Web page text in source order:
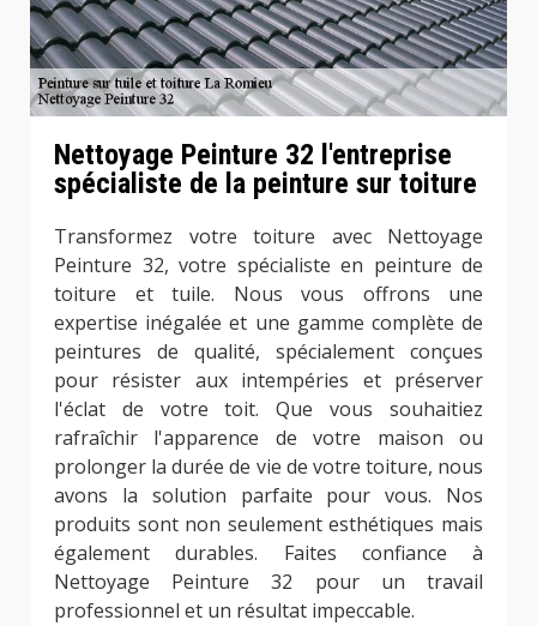
Nettoyage Peinture 32 l'entreprise
spécialiste de la peinture sur toiture
Transformez votre toiture avec Nettoyage
Peinture 32, votre spécialiste en peinture de
toiture et tuile. Nous vous offrons une
expertise inégalée et une gamme complète de
peintures de qualité, spécialement conçues
pour résister aux intempéries et préserver
l'éclat de votre toit. Que vous souhaitiez
rafraîchir l'apparence de votre maison ou
prolonger la durée de vie de votre toiture, nous
avons la solution parfaite pour vous. Nos
produits sont non seulement esthétiques mais
également durables. Faites confiance à
Nettoyage Peinture 32 pour un travail
professionnel et un résultat impeccable.